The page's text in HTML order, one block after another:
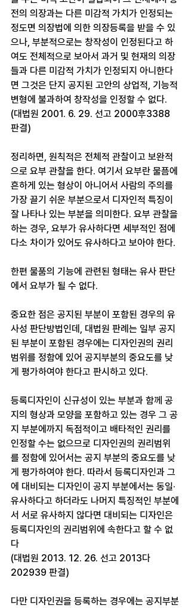
전의 의장과는 다른 미감적 가치가 인정되는
정도면 의장법에 의한 의장등록을 받을 수 있
으나, 부분적으로는 창작성이 인정된다고 하
여도 전체적으로 보아서 과거 및 현재의 의장
들과 다른 미감적 가치가 인정되지 아니한다
면 그것은 단지 공지된 고안의 상업적, 기능적
변형에 불과하여 창작성을 인정할 수 없다.
(대법원 2001. 6. 29. 선고 2000후3388
판결)
정리하면, 원칙적은 전체적 관찰이고 보완적
으로 요부 관찰을 한다. 여기서 요부란 물픔에
흔하게 있는 형상이 아니어서 사람의 주의를
가장 끌기 쉬운 부분으로서 디자인적 특징이
잘 나타나 있는 부분을 의미한다. 요부 관찰을
하는 경우, 요부가 유사하다면 세부적인 점에
다소 차이가 있어도 유사하다고 보아야 한다.
한편 물품의 기능에 관련된 형태는 유사 판단
에서 요부가 될 수 없다.
중요한 점은 공지된 부분이 포함된 경우의 유
사성 판단방법인데, 대법원 판례는 일부 공지
된 부분이 포함된 경우에는 디자인권의 권리
범위를 정함에 있어 공지부분의 중요도를 낮
게 평가하여야 한다고 판시하고 있다.
등록디자인이 신규성이 있는 부분과 함께 공
지의 형상과 모양을 포함하고 있는 경우 그 공
지 부분에까지 독점적이고 배타적인 권리를
인정할 수는 없으므로 디자인권의 권리범위
를 정함에 있어서는 공지 부분의 중요도를 낮
게 평가하여야 한다. 따라서 등록디자인과 그
에 대비되는 디자인이 공지 부분에서는 동일·
유사하다고 하더라도 나머지 특징적인 부분에
서 서로 유사하지 않다면 대비되는 디자인은
등록디자인의 권리범위에 속한다고 할 수 없
다
(대법원 2013. 12. 26. 선고 2013다
202939 판결​​)
다만 디자인권을 등록하는 경우에는 공지부분